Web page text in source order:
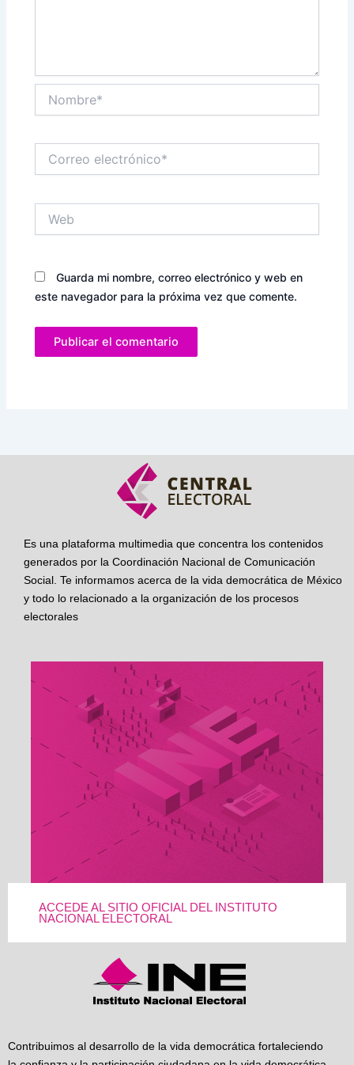
electrónico*
Guarda mi nombre, correo electrónico y web en
este navegador para la próxima vez que comente.
Es una plataforma multimedia que concentra los contenidos
generados por la Coordinación Nacional de Comunicación
Social. Te informamos acerca de la vida democrática de México
y todo lo relacionado a la organización de los procesos
electorales
ACCEDE AL SITIO OFICIAL DEL INSTITUTO
NACIONAL ELECTORAL
Contribuimos al desarrollo de la vida democrática fortaleciendo